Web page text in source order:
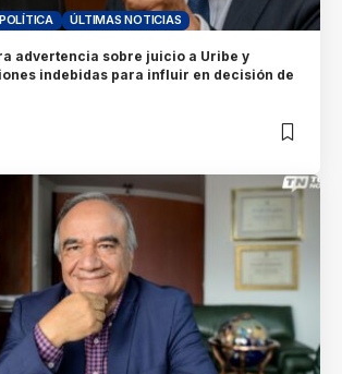
POLÍTICA ÚLTIMAS NOTICIAS
advertencia sobre juicio a Uribe y
indebidas para influir en decisión de